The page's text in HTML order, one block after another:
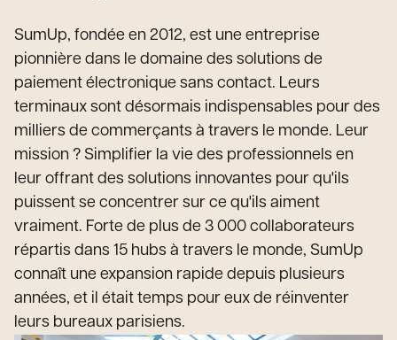
SumUp, fondée en 2012, est une entreprise
pionnière dans le domaine des solutions de
paiement électronique sans contact. Leurs
terminaux sont désormais indispensables pour des
milliers de commerçants à travers le monde. Leur
mission ? Simplifier la vie des professionnels en
leur offrant des solutions innovantes pour qu'ils
puissent se concentrer sur ce qu'ils aiment
vraiment. Forte de plus de 3 000 collaborateurs
répartis dans 15 hubs à travers le monde, SumUp
connaît une expansion rapide depuis plusieurs
années, et il était temps pour eux de réinventer
leurs bureaux parisiens.